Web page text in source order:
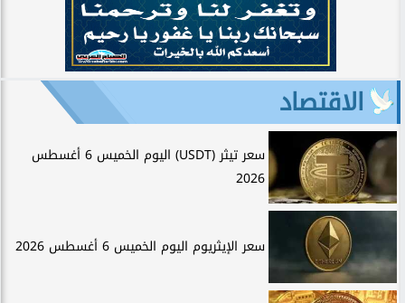
الاقتصاد
سعر تيثر (USDT) اليوم الخميس 6 أغسطس
2026
سعر الإيثريوم اليوم الخميس 6 أغسطس 2026